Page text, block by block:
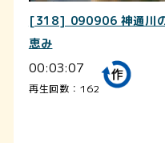
[318] 090906 神通川
恵み
00:03:07
再生回数：162